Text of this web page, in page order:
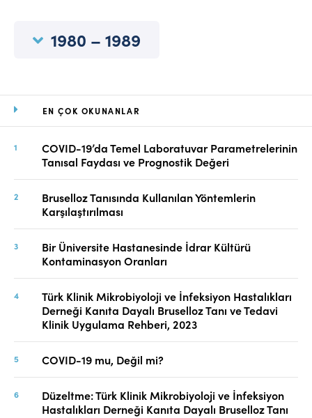
EN ÇOK OKUNANLAR
COVID-19’da Temel Laboratuvar Parametrelerinin
Tanısal Faydası ve Prognostik Değeri
Bruselloz Tanısında Kullanılan Yöntemlerin
Karşılaştırılması
Bir Üniversite Hastanesinde İdrar Kültürü
Kontaminasyon Oranları
Türk Klinik Mikrobiyoloji ve İnfeksiyon Hastalıkları
Derneği Kanıta Dayalı Bruselloz Tanı ve Tedavi
Klinik Uygulama Rehberi, 2023
COVID-19 mu, Değil mi?
Düzeltme: Türk Klinik Mikrobiyoloji ve İnfeksiyon
Hastalıkları Derneği Kanıta Dayalı Bruselloz Tanı
1980 – 1989